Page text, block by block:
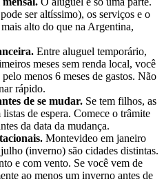
ser altíssimo), os serviços e o
alto do que na Argentina,
Entre aluguel temporário,
meses sem renda local, você
menos 6 meses de gastos. Não
rápido.
de se mudar. Se tem filhos, as
de espera. Comece o trâmite
da data da mudança.
Montevideo em janeiro
(inverno) são cidades distintas.
e com vento. Se você vem de
ao menos um inverno antes de